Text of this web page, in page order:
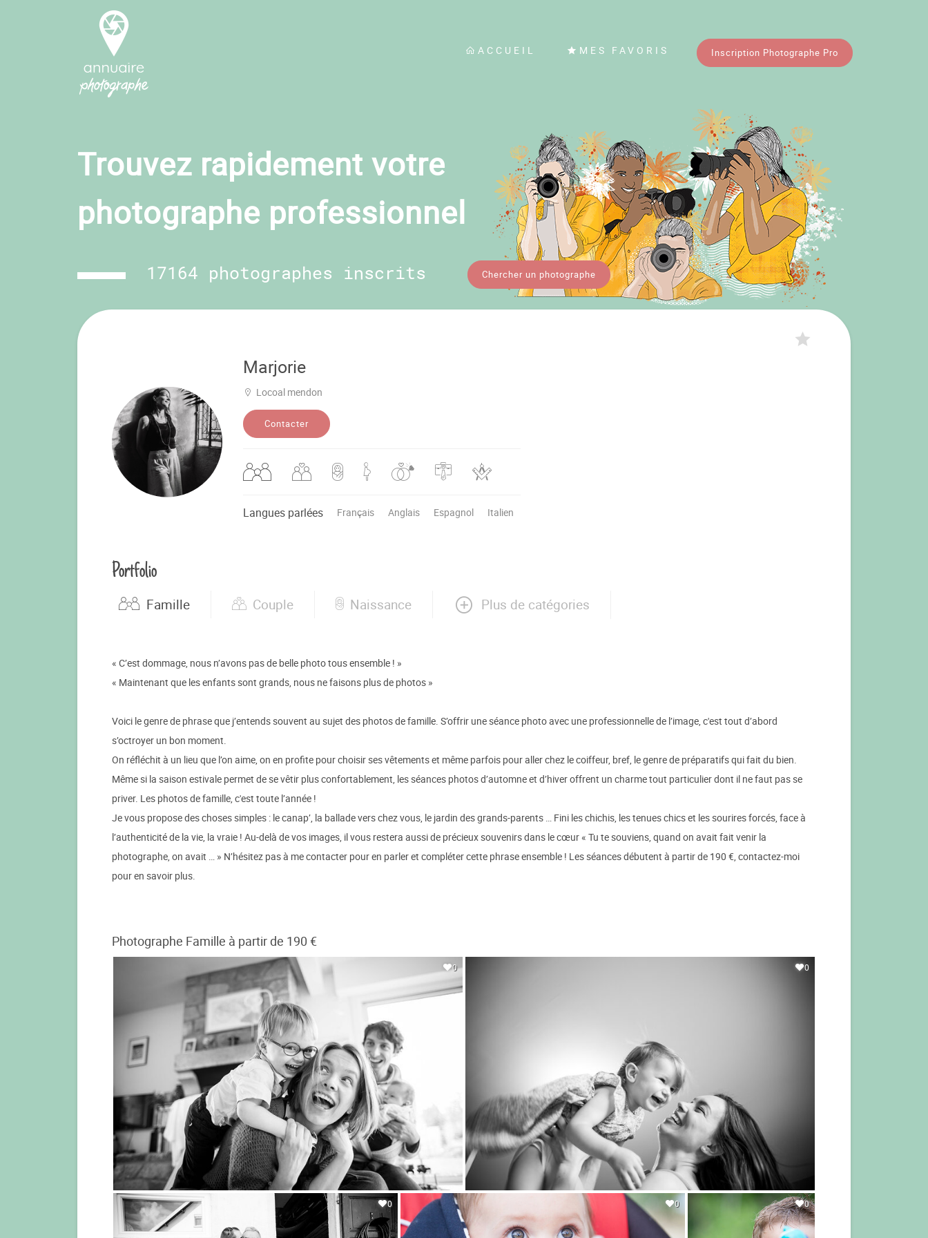
ACCUEIL MES FAVORIS Inscription Photographe Pro
Trouvez rapidement votre
photographe professionnel
17164 photographes inscrits Chercher un photographe
Marjorie
Locoal mendon
Contacter
Langues parlées Français Anglais Espagnol Italien
Portfolio
Famille Couple Naissance Plus de catégories
« C’est dommage, nous n’avons pas de belle photo tous ensemble ! »
« Maintenant que les enfants sont grands, nous ne faisons plus de photos »
Voici le genre de phrase que j’entends souvent au sujet des photos de famille. S’offrir une séance photo avec une professionnelle de l’image, c'est tout d’abord
s’octroyer un bon moment.
On réfléchit à un lieu que l’on aime, on en profite pour choisir ses vêtements et même parfois pour aller chez le coiffeur, bref, le genre de préparatifs qui fait du bien.
Même si la saison estivale permet de se vêtir plus confortablement, les séances photos d’automne et d’hiver offrent un charme tout particulier dont il ne faut pas se
priver. Les photos de famille, c'est toute l’année !
Je vous propose des choses simples : le canap’, la ballade vers chez vous, le jardin des grands-parents … Fini les chichis, les tenues chics et les sourires forcés, face à
l’authenticité de la vie, la vraie ! Au-delà de vos images, il vous restera aussi de précieux souvenirs dans le cœur « Tu te souviens, quand on avait fait venir la
photographe, on avait … » N’hésitez pas à me contacter pour en parler et compléter cette phrase ensemble ! Les séances débutent à partir de 190 €, contactez-moi
pour en savoir plus.
Photographe Famille à partir de 190 €
0 0
0 0 0